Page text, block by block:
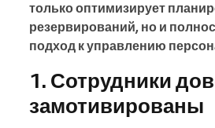
только оптимизирует
резервирований, но и
подход к управлению
1. Сотрудники
замотивированы